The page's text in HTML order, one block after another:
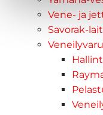
Vene- ja
Savorak-